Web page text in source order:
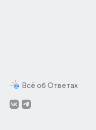
Всё об Ответах